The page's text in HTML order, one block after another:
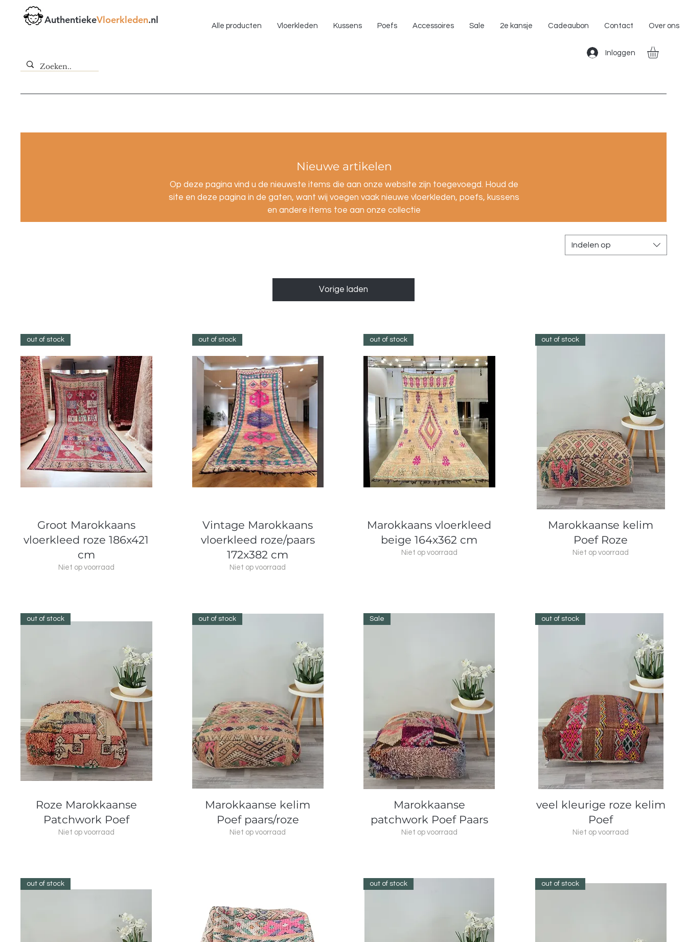
AuthentiekeVloerkleden.nl
Alle producten Vloerkleden Kussens Poefs Accessoires Sale 2e kansje Cadeaubon Contact Over ons
Inloggen
Nieuwe artikelen
Op deze pagina vind u de nieuwste items die aan onze website zijn toegevoegd. Houd de
site en deze pagina in de gaten, want wij voegen vaak nieuwe vloerkleden, poefs, kussens
en andere items toe aan onze collectie
Indelen op
Vorige laden
Snel overzicht
out of stock
Groot Marokkaans
vloerkleed roze 186x421
cm
Niet op voorraad
Snel overzicht
out of stock
Vintage Marokkaans
vloerkleed roze/paars
172x382 cm
Niet op voorraad
Snel overzicht
out of stock
Marokkaans vloerkleed
beige 164x362 cm
Niet op voorraad
Snel overzicht
out of stock
Marokkaanse kelim
Poef Roze
Niet op voorraad
Snel overzicht
out of stock
Roze Marokkaanse
Patchwork Poef
Niet op voorraad
Snel overzicht
out of stock
Marokkaanse kelim
Poef paars/roze
Niet op voorraad
Snel overzicht
Sale
Marokkaanse
patchwork Poef Paars
Niet op voorraad
Snel overzicht
out of stock
veel kleurige roze kelim
Poef
Niet op voorraad
out of stock out of stock out of stock